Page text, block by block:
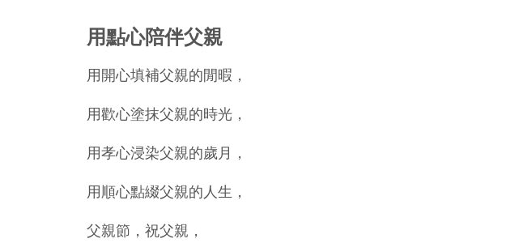
用點心陪伴父親
用開心填補父親的閒暇，
用歡心塗抹父親的時光，
用孝心浸染父親的歲月，
用順心點綴父親的人生，
父親節，祝父親，